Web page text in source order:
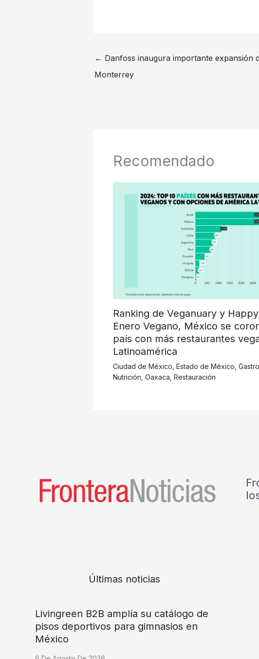
← Danfoss inaugura importante expansión
Monterrey
Recomendado
Ranking de Veganuary y
Enero Vegano, México se
país con más restaurantes
Latinoamérica
Ciudad de México Estado de México
Nutrición Oaxaca Restauración
Últimas noticias
Livingreen B2B amplía su catálogo de
pisos deportivos para gimnasios en
México